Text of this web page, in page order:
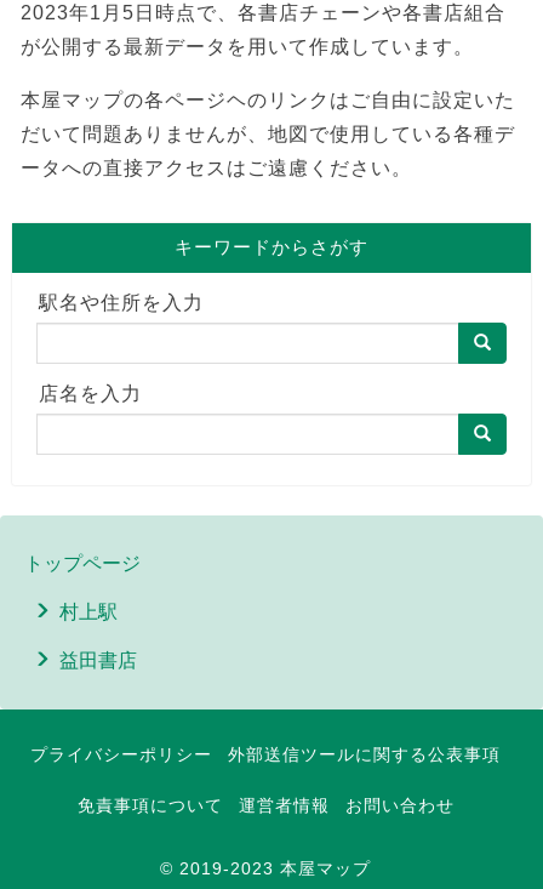
2023年1月5日時点で、各書店チェーンや各書店組合
が公開する最新データを用いて作成しています。
本屋マップの各ページヘのリンクはご自由に設定いた
だいて問題ありませんが、地図で使用している各種デ
ータへの直接アクセスはご遠慮ください。
キーワードからさがす
駅名や住所を入力
店名を入力
トップページ
村上駅
益田書店
プライバシーポリシー 外部送信ツールに関する公表事項
免責事項について 運営者情報 お問い合わせ
© 2019-2023 本屋マップ